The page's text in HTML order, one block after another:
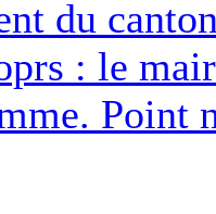
du
: le
Point